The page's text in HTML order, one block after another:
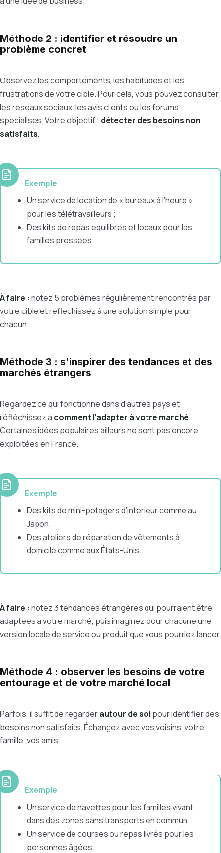
Méthode 2 : identifier et résoudre un
problème concret
Observez les comportements, les habitudes et les
frustrations de votre cible. Pour cela, vous pouvez consulter
les réseaux sociaux, les avis clients ou les forums
spécialisés. Votre objectif : détecter des besoins non
satisfaits.
Exemple
Un service de location de « bureaux à l’heure »
pour les télétravailleurs ;
Des kits de repas équilibrés et locaux pour les
familles pressées.
À faire : notez 5 problèmes régulièrement rencontrés par
votre cible et réfléchissez à une solution simple pour
chacun.
Méthode 3 : s'inspirer des tendances et des
marchés étrangers
Regardez ce qui fonctionne dans d’autres pays et
réfléchissez à comment l’adapter à votre marché.
Certaines idées populaires ailleurs ne sont pas encore
exploitées en France.
Exemple
Des kits de mini-potagers d’intérieur comme au
Japon.
Des ateliers de réparation de vêtements à
domicile comme aux États-Unis.
À faire : notez 3 tendances étrangères qui pourraient être
adaptées à votre marché, puis imaginez pour chacune une
version locale de service ou produit que vous pourriez lancer.
Méthode 4 : observer les besoins de votre
entourage et de votre marché local
Parfois, il suffit de regarderautour de soi pour identifier des
besoins non satisfaits. Échangez avec vos voisins, votre
famille, vos amis.
Exemple
Un service de navettes pour les familles vivant
dans des zones sans transports en commun ;
Un service de courses ou repas livrés pour les
personnes âgées.